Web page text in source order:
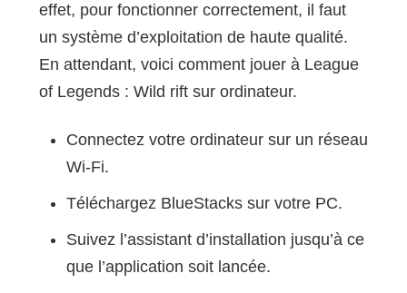
effet, pour fonctionner correctement, il faut
un système d’exploitation de haute qualité.
En attendant, voici comment jouer à League
of Legends : Wild rift sur ordinateur.
Connectez votre ordinateur sur un réseau
Wi-Fi.
Téléchargez BlueStacks sur votre PC.
Suivez l’assistant d’installation jusqu’à ce
que l’application soit lancée.